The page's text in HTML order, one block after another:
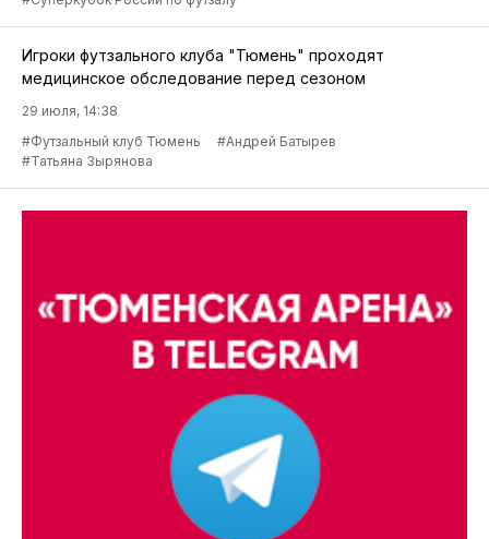
Игроки футзального клуба "Тюмень" проходят
медицинское обследование перед сезоном
29 июля, 14:38
#Футзальный клуб Тюмень
#Андрей Батырев
#Татьяна Зырянова